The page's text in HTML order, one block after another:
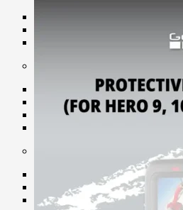
AC Adapter
Battery
Battery Grip
Compact Printer
Dye-Sub Printer
Inkjet Printer